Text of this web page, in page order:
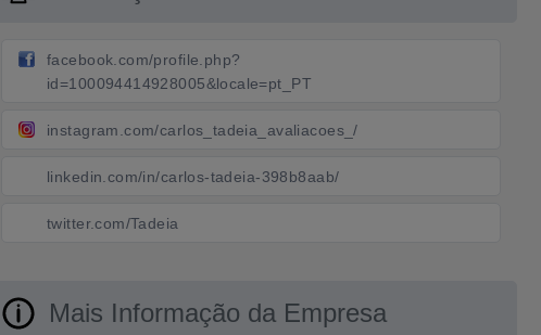
facebook.com/profile.php?
id=100094414928005&locale=pt_PT
instagram.com/carlos_tadeia_avaliacoes_/
linkedin.com/in/carlos-tadeia-398b8aab/
twitter.com/Tadeia
Mais Informação da Empresa